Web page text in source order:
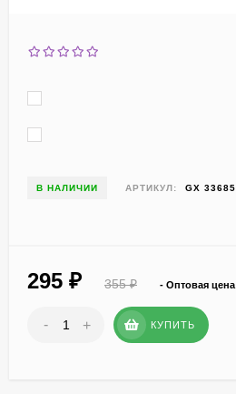
В НАЛИЧИИ АРТИКУЛ: GX 33685
295 ₽ 355₽ - Оптовая цена
- + КУПИТЬ